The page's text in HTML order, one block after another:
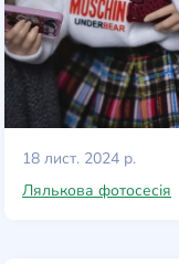
18 лист. 2024 р.
Лялькова фотосесія